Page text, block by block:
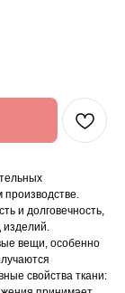
производстве.
и долговечность,
изделий.
вещи, особенно
свойства ткани: